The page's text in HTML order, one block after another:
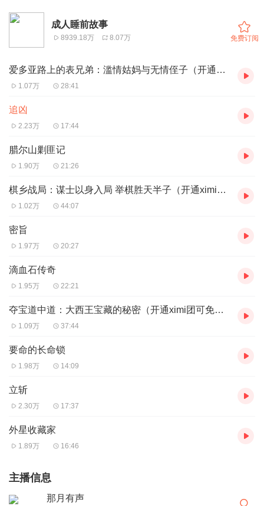
成人睡前故事
8939.18万 8.07万 免费订阅
爱多亚路上的表兄弟：滥情姑妈与无情侄子（开通ximi团可免费收听）
1.07万 28:41
追凶
2.23万 17:44
腊尔山剿匪记
1.90万 21:26
棋乡战局：谋士以身入局 举棋胜天半子（开通ximi团可免费收听）
1.02万 44:07
密旨
1.97万 20:27
滴血石传奇
1.95万 22:21
夺宝道中道：大西王宝藏的秘密（开通ximi团可免费收听）
1.09万 37:44
要命的长命锁
1.98万 14:09
立斩
2.30万 17:37
外星收藏家
1.89万 16:46
主播信息
那月有声